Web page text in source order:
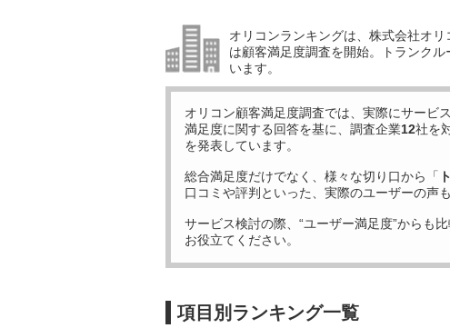
オリコンランキングは、株式会社オ
は顧客満足度調査を開始。トランク
います。
オリコン顧客満足度調査では、実際にサービ
満足度に関する回答を基に、調査企業12社を
を発表しています。
総合満足度だけでなく、様々な切り口から「
口コミや評判といった、実際のユーザーの声
サービス検討の際、“ユーザー満足度”からも
お役立てください。
項目別ランキング一覧